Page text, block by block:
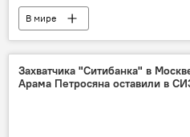
В мире
Захватчика "Ситибанка" в
Арама Петросяна оставили в